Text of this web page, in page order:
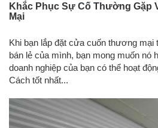
Khắc Phục Sự Cố Thường Gặp
Mại
Khi bạn lắp đặt cửa cuốn thương
bán lẻ của mình, bạn mong muốn nó
doanh nghiệp của bạn có thể hoạt
Cách tốt nhất...